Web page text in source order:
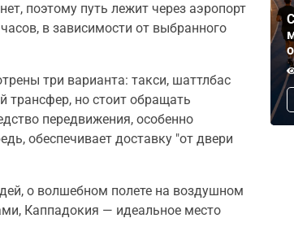
поэтому путь лежит через аэропорт
в зависимости от выбранного
три варианта: такси, шаттлбас
трансфер, но стоит обращать
передвижения, особенно
обеспечивает доставку "от двери
о волшебном полете на воздушном
Каппадокия — идеальное место